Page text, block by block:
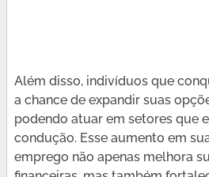
Além disso, indivíduos que
a chance de expandir suas
podendo atuar em setores que
condução. Esse aumento em
emprego não apenas melhora